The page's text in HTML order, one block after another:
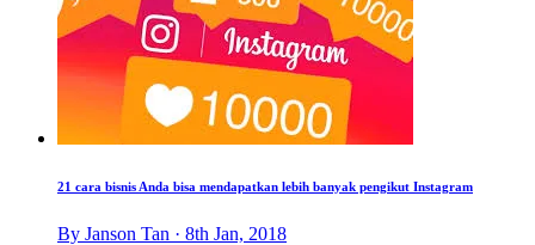
21 cara bisnis Anda bisa mendapatkan lebih banyak pengikut Instagram
By Janson Tan · 8th Jan, 2018